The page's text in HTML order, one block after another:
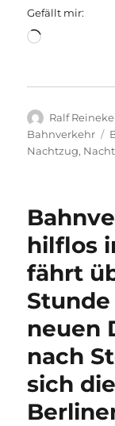
Gefällt mir:
Wird
Autor
Ralf Reineke
Bahnverkehr
Nachtzug,
hilflos
fährt
neuen
nach
sich